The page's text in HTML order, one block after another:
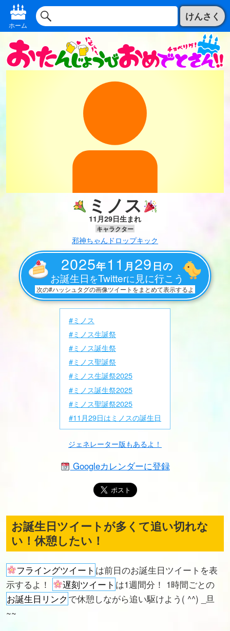
ホーム
けんさく
ミノス
11月29日生まれ
キャラクター
邪神ちゃんドロップキック
2025年11 月29 日の
お誕生日 をTwitterに 見に行こう
次の#ハッシュタグの画像ツイートをまとめて表示するよ
#ミノス
#ミノス生誕祭
#ミノス誕生祭
#ミノス聖誕祭
#ミノス生誕祭2025
#ミノス誕生祭2025
#ミノス聖誕祭2025
#11月29日はミノスの誕生日
ジェネレーター版もあるよ！
Googleカレンダーに登録
お誕生日ツイートが多くて追い切れな
い！休憩したい！
フライングツイート は前日のお誕生日ツイートを表
示するよ！
遅刻ツイート は1週間分！ 1時間ごとの
お誕生日リンク で休憩しながら追い駆けよう( ^^) _旦
~~